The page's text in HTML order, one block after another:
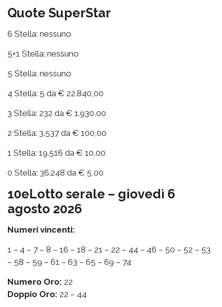
Quote SuperStar
6 Stella: nessuno
5+1 Stella: nessuno
5 Stella: nessuno
4 Stella: 5 da € 22.840,00
3 Stella: 232 da € 1.930,00
2 Stella: 3.537 da € 100,00
1 Stella: 19.516 da € 10,00
0 Stella: 36.248 da € 5,00
10eLotto serale – giovedì 6
agosto 2026
Numeri vincenti:
1 – 4 – 7 – 8 – 16 – 18 – 21 – 22 – 44 – 46 – 50 – 52 – 53
– 58 – 59 – 61 – 63 – 65 – 69 – 74
Numero Oro: 22
Doppio Oro: 22 – 44